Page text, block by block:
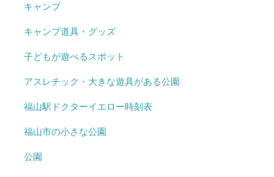
キャンプ
キャンプ道具・グッズ
子どもが遊べるスポット
アスレチック・大きな遊具がある公園
福山駅ドクターイエロー時刻表
福山市の小さな公園
公園